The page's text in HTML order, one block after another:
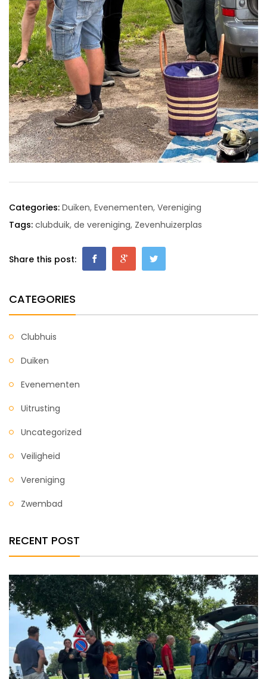
Categories: Duiken, Evenementen, Vereniging
Tags: clubduik, de vereniging, Zevenhuizerplas
Share this post:
CATEGORIES
Clubhuis
Duiken
Evenementen
Uitrusting
Uncategorized
Veiligheid
Vereniging
Zwembad
RECENT POST